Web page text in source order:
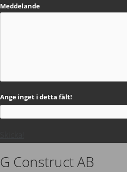
Meddelande
Ange inget i detta fält!
G Construct AB